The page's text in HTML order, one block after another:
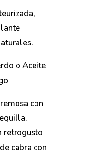
o Aceite
con
retrogusto
cabra con